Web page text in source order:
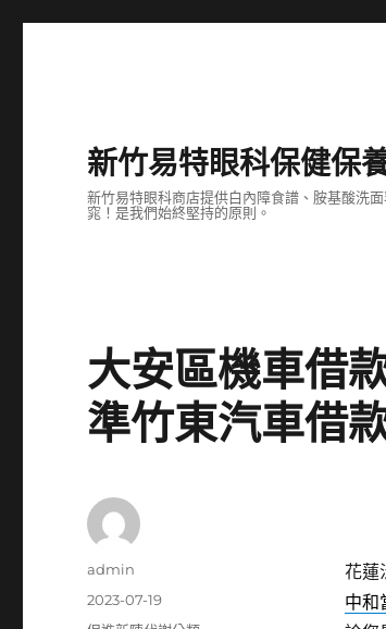
新竹易特眼科保健保
新竹易特眼科商店提供白內障食譜、胺基酸洗
窕！是我們始終堅持的原則。
大安區機車借
準竹東汽車借
花蓮
中和
作
admin
發
佈
2023-07-19